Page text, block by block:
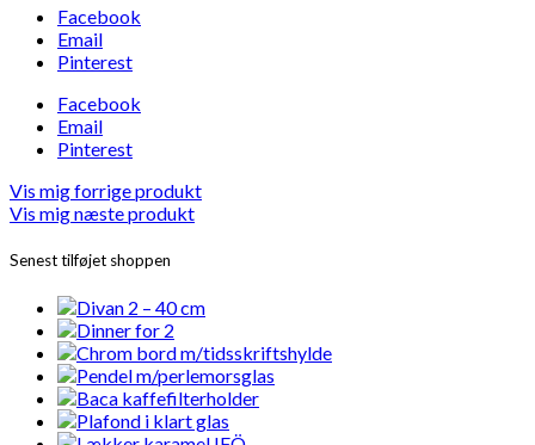
Facebook
Email
Pinterest
Facebook
Email
Pinterest
Vis mig forrige produkt
Vis mig næste produkt
Senest tilføjet shoppen